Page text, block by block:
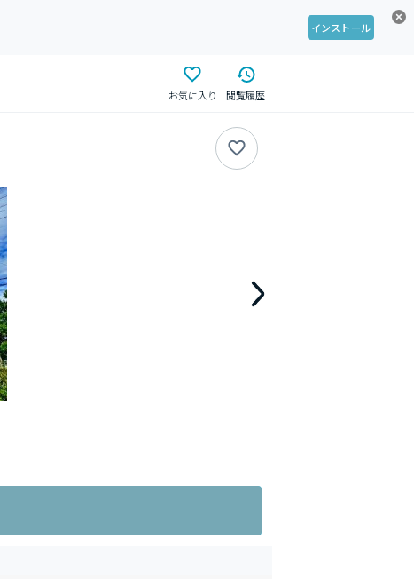
インストール
お気に入り 閲覧履歴